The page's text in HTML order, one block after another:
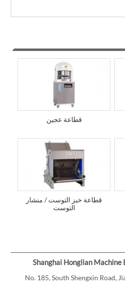
قطاعة عجين
قطاعة خبز التوست / منشار
التوست
Shanghai Honglian Machine
: No. 185, South Shengxin Road,